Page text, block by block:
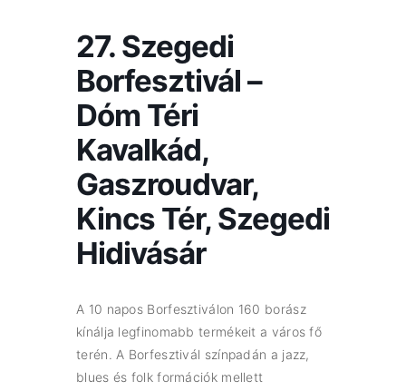
27. Szegedi
Borfesztivál –
Dóm Téri
Kavalkád,
Gaszroudvar,
Kincs Tér, Szegedi
Hidivásár
A 10 napos Borfesztiválon 160 borász
kínálja legfinomabb termékeit a város fő
terén. A Borfesztivál színpadán a jazz,
blues és folk formációk mellett